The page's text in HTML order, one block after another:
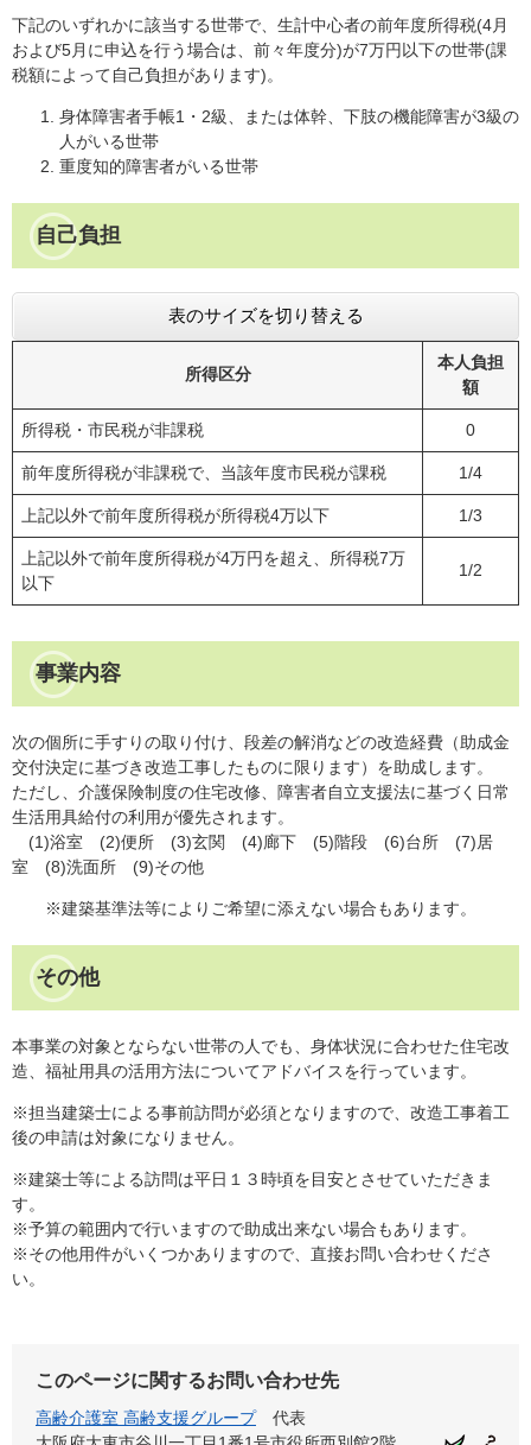
下記のいずれかに該当する世帯で、生計中心者の前年度所得税(4月
および5月に申込を行う場合は、前々年度分)が7万円以下の世帯(課
税額によって自己負担があります)。
身体障害者手帳1・2級、または体幹、下肢の機能障害が3級の
人がいる世帯
重度知的障害者がいる世帯
自己負担
表のサイズを切り替える
所得区分
本人負担
額
所得税・市民税が非課税 0
前年度所得税が非課税で、当該年度市民税が課税 1/4
上記以外で前年度所得税が所得税4万以下 1/3
上記以外で前年度所得税が4万円を超え、所得税7万
以下
1/2
事業内容
次の個所に手すりの取り付け、段差の解消などの改造経費（助成金
交付決定に基づき改造工事したものに限ります）を助成します。
ただし、介護保険制度の住宅改修、障害者自立支援法に基づく日常
生活用具給付の利用が優先されます。
(1)浴室 (2)便所 (3)玄関 (4)廊下 (5)階段 (6)台所 (7)居
室 (8)洗面所 (9)その他
※建築基準法等によりご希望に添えない場合もあります。
その他
本事業の対象とならない世帯の人でも、身体状況に合わせた住宅改
造、福祉用具の活用方法についてアドバイスを行っています。
※担当建築士による事前訪問が必須となりますので、改造工事着工
後の申請は対象になりません。
※建築士等による訪問は平日１３時頃を目安とさせていただきま
す。
※予算の範囲内で行いますので助成出来ない場合もあります。
※その他用件がいくつかありますので、直接お問い合わせくださ
い。
このページに関するお問い合わせ先
高齢介護室 高齢支援グループ
代表